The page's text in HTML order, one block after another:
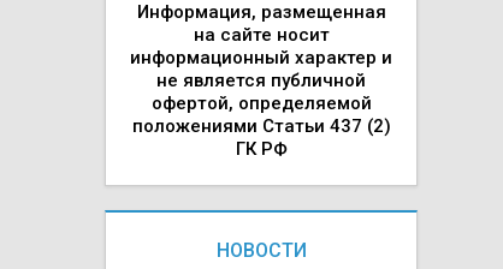
Информация, размещенная
на сайте носит
информационный характер и
не является публичной
офертой, определяемой
положениями Статьи 437 (2)
ГК РФ
НОВОСТИ